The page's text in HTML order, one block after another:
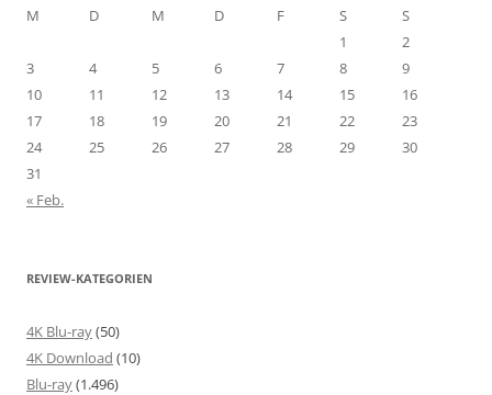
M
D M D F S
S
1
2
3
4 5 6 7 8
9
10
11 12 13 14 15
16
17
18 19 20 21 22
23
24
25 26 27 28 29
30
31
« Feb.
REVIEW-KATEGORIEN
4K Blu-ray(50)
4K Download (10)
Blu-ray(1.496)